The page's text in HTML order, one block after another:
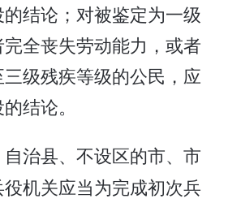
结论；对被鉴定为一级
全丧失劳动能力，或者
级残疾等级的公民，应
结论。
治县、不设区的市、市
机关应当为完成初次兵